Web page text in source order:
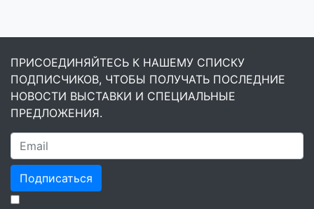
ПРИСОЕДИНЯЙТЕСЬ К НАШЕМУ СПИСКУ
ПОДПИСЧИКОВ, ЧТОБЫ ПОЛУЧАТЬ ПОСЛЕДНИЕ
НОВОСТИ ВЫСТАВКИ И СПЕЦИАЛЬНЫЕ
ПРЕДЛОЖЕНИЯ.
Подписаться